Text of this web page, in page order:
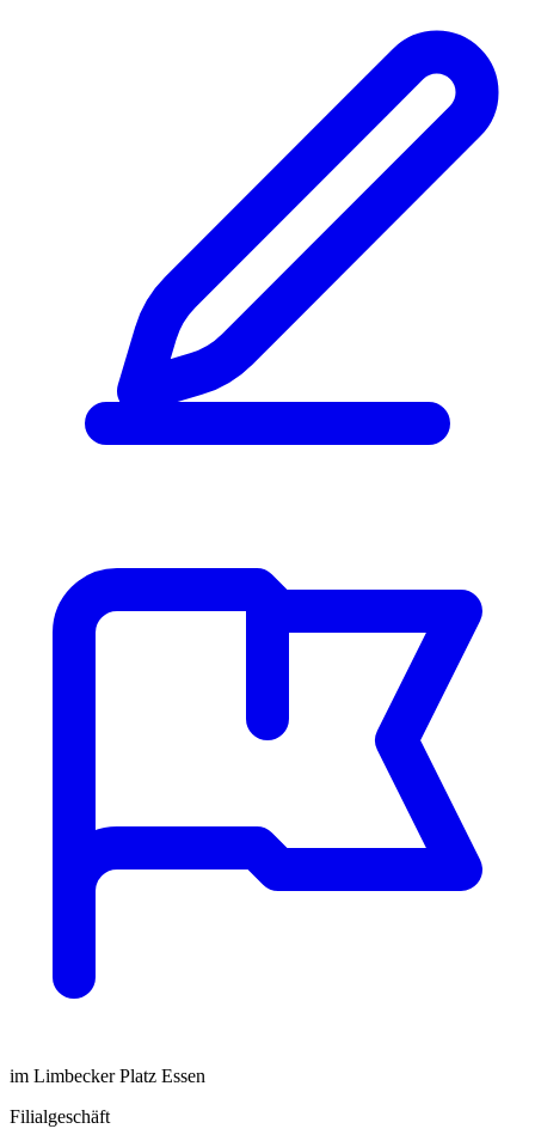
im Limbecker Platz Essen
Filialgeschäft